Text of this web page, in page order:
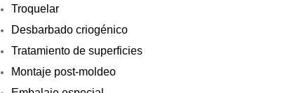
Troquelar
Desbarbado criogénico
Tratamiento de superficies
Montaje post-moldeo